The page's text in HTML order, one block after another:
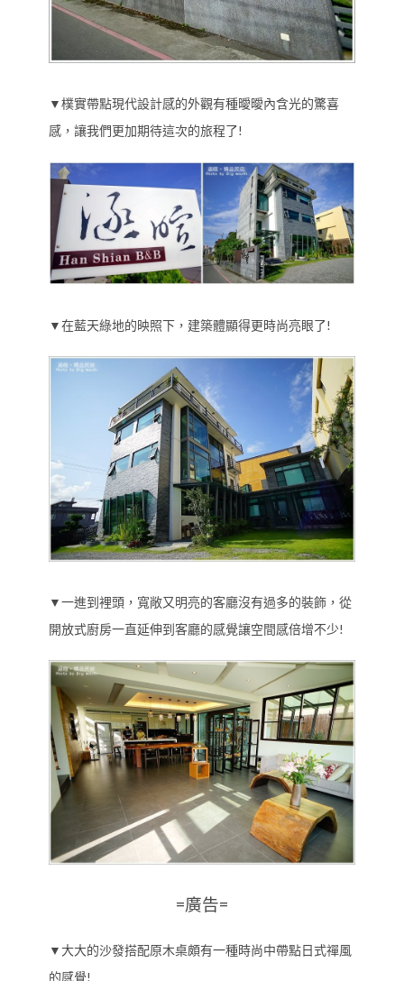
▼樸實帶點現代設計感的外觀有種曖曖內含光的驚喜
感，讓我們更加期待這次的旅程了!
▼在藍天綠地的映照下，建築體顯得更時尚亮眼了!
▼一進到裡頭，寬敞又明亮的客廳沒有過多的裝飾，從
開放式廚房一直延伸到客廳的感覺讓空間感倍增不少!
=廣告=
▼大大的沙發搭配原木桌頗有一種時尚中帶點日式禪風
的感覺!